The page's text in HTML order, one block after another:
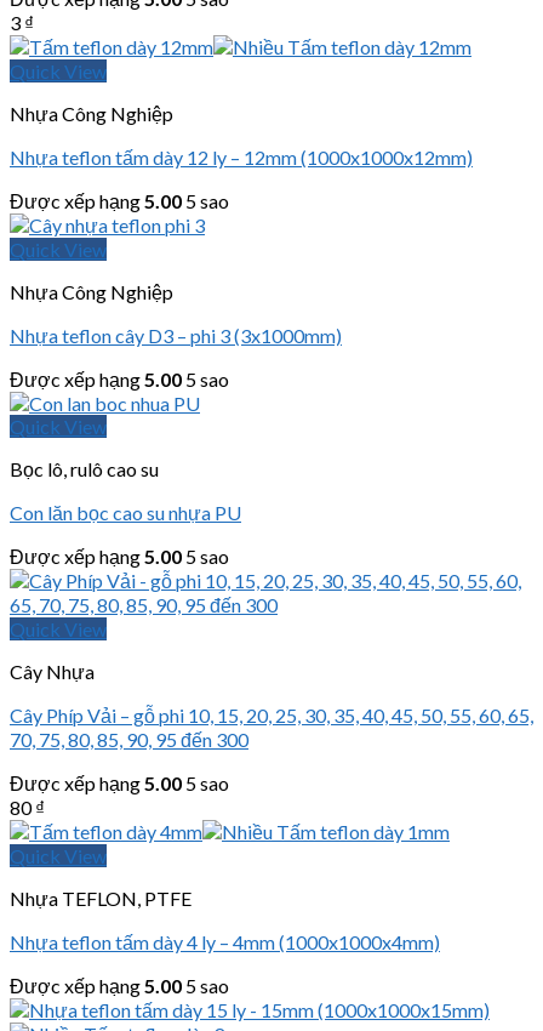
3 ₫
Quick View
Nhựa Công Nghiệp
Nhựa teflon tấm dày 12 ly – 12mm (1000x1000x12mm)
Được xếp hạng5.00 5 sao
Quick View
Nhựa Công Nghiệp
Nhựa teflon cây D3 – phi 3 (3x1000mm)
Được xếp hạng5.00 5 sao
Quick View
Bọc lô, rulô cao su
Con lăn bọc cao su nhựa PU
Được xếp hạng5.00 5 sao
Quick View
Cây Nhựa
Cây Phíp Vải – gỗ phi 10, 15, 20, 25, 30, 35, 40, 45, 50, 55, 60, 65,
70, 75, 80, 85, 90, 95 đến 300
Được xếp hạng5.00 5 sao
80₫
Quick View
Nhựa TEFLON, PTFE
Nhựa teflon tấm dày 4 ly – 4mm (1000x1000x4mm)
Được xếp hạng5.00 5 sao